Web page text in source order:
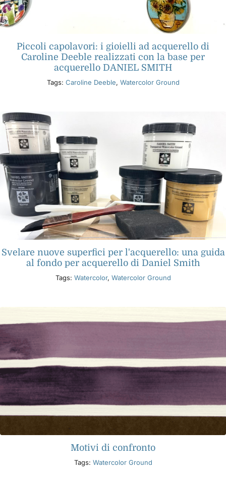
Piccoli capolavori: i gioielli ad acquerello di
Caroline Deeble realizzati con la base per
acquerello DANIEL SMITH
Tags: Caroline Deeble, Watercolor Ground
Svelare nuove superfici per l'acquerello: una guida
al fondo per acquerello di Daniel Smith
Tags: Watercolor, Watercolor Ground
Motivi di confronto
Tags: Watercolor Ground